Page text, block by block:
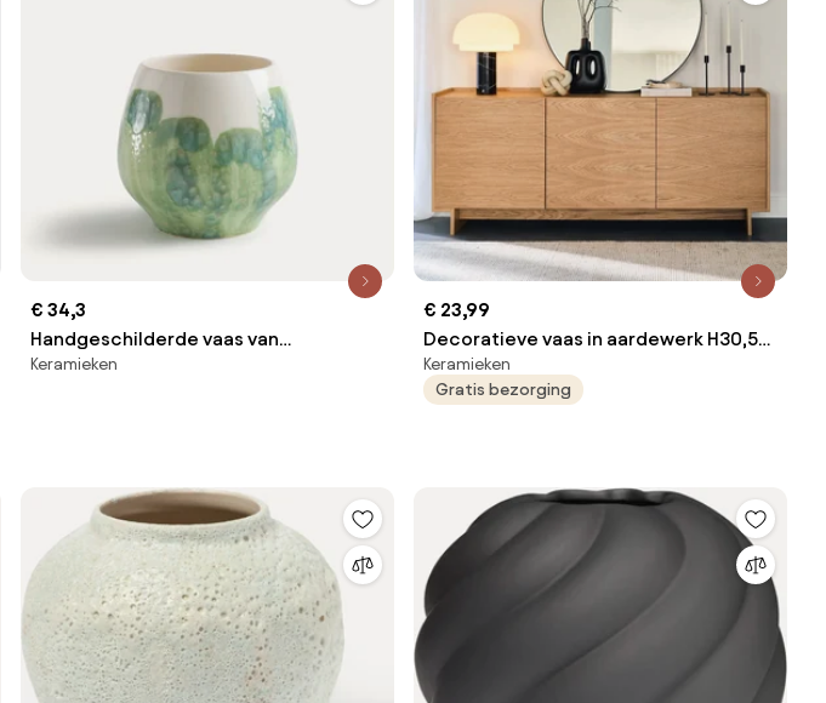
€ 34,3
Handgeschilderde vaas van
geglazuurd aardewerk, WINGA
Keramieken
€ 23,99
Decoratieve vaas in aardewerk H30,5
cm, Mayala
Keramieken
Gratis bezorging